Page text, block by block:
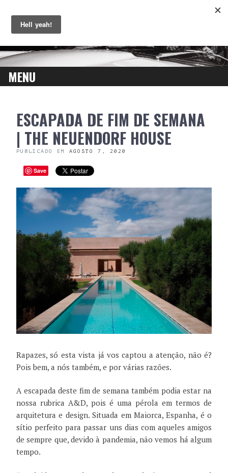
MENU
CONTENTESCAPADA DE FIM DE SEMANA
| THE NEUENDORF HOUSE
PUBLICADO EM AGOSTO 7, 2020
Save
Rapazes, só esta vista já vos captou a atenção, não é?
Pois bem, a nós também, e por várias razões.
A escapada deste fim de semana também podia estar na
nossa rubrica A&D, pois é uma pérola em termos de
arquitetura e design. Situada em Maiorca, Espanha, é o
sítio perfeito para passar uns dias com aqueles amigos
de sempre que, devido à pandemia, não vemos há algum
tempo.